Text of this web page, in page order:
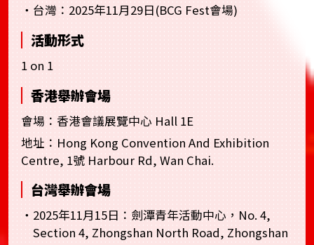
・台灣：2025年11月29日(BCG Fest會場)
活動形式
1 on 1
香港舉辦會場
會場：香港會議展覽中心 Hall 1E
地址：Hong Kong Convention And Exhibition
Centre, 1號 Harbour Rd, Wan Chai.
台灣舉辦會場
・2025年11月15日：劍潭青年活動中心，No. 4,
Section 4, Zhongshan North Road, Zhongshan